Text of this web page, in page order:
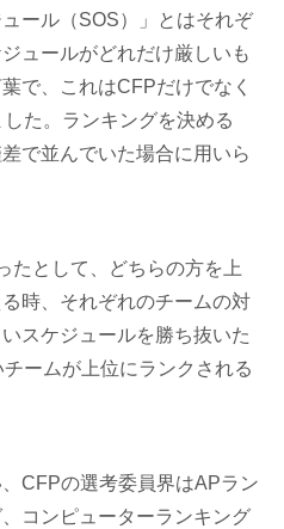
ール（SOS）」とはそれぞ
ュールがどれだけ厳しいも
で、これはCFPだけでなく
た。ランキングを決める
で並んでいた場合に用いら
たとして、どちらの方を上
時、それぞれのチームの対
スケジュールを勝ち抜いた
ームが上位にランクされる
CFPの選考委員界はAPラン
コンピューターランキング